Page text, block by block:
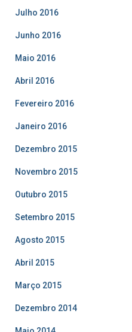
Julho 2016
Junho 2016
Maio 2016
Abril 2016
Fevereiro 2016
Janeiro 2016
Dezembro 2015
Novembro 2015
Outubro 2015
Setembro 2015
Agosto 2015
Abril 2015
Março 2015
Dezembro 2014